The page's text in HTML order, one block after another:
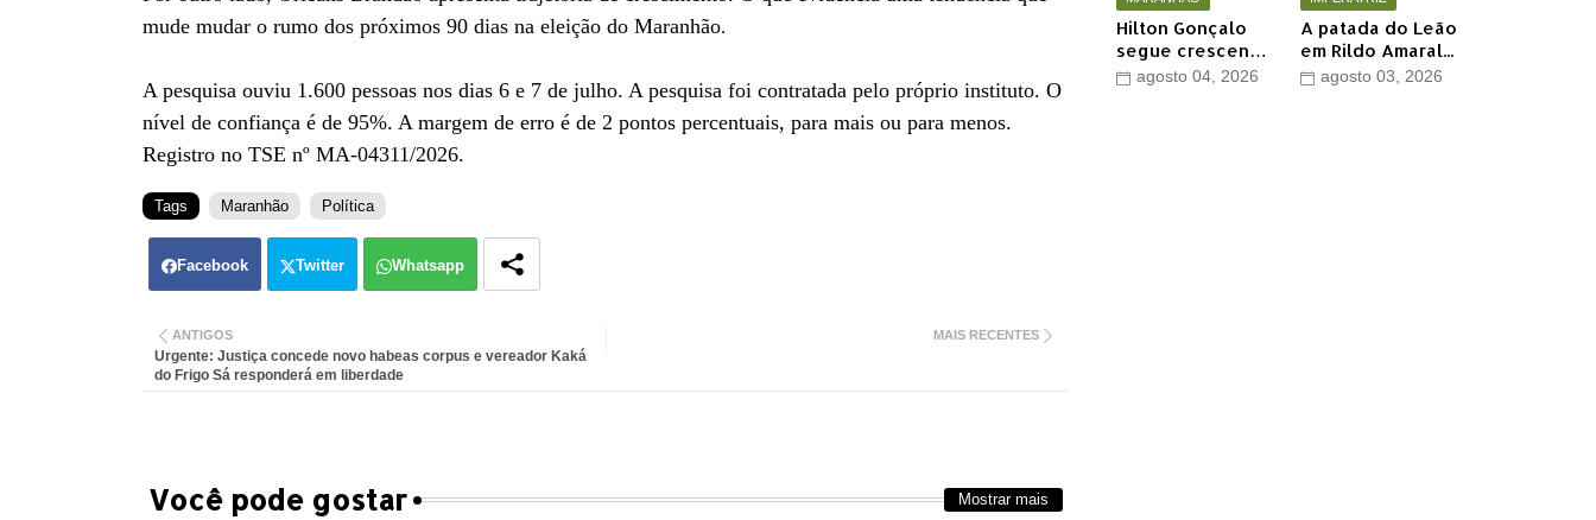
mude mudar o rumo dos próximos 90 dias na eleição do Maranhão.
A pesquisa ouviu 1.600 pessoas nos dias 6 e 7 de julho. A pesquisa foi contratada pelo próprio instituto. O
nível de confiança é de 95%. A margem de erro é de 2 pontos percentuais, para mais ou para menos.
Registro no TSE nº MA-04311/2026.
Tags Maranhão Política
Facebook Twitter Whatsapp
MAIS RECENTES
ANTIGOS
Urgente: Justiça concede novo habeas corpus e vereador Kaká
do Frigo Sá responderá em liberdade
Você pode gostar Mostrar mais
Hilton Gonçalo
segue crescendo
e conquista apoio
agosto 04, 2026
A patada do Leão
em Rildo Amaral...
agosto 03, 2026